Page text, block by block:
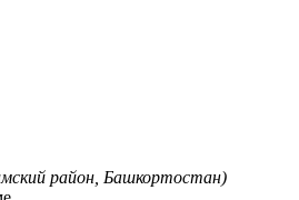
район, Башкортостан)